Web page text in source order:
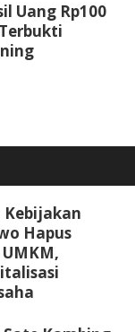
Kebijakan
Hapus
Uang Rp100